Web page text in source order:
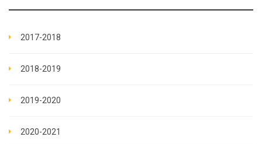
2017-2018
2018-2019
2019-2020
2020-2021